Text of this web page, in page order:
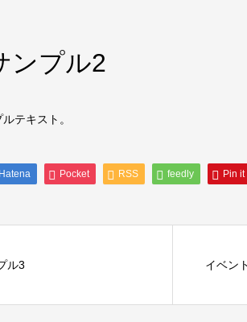
ンプル2
テキスト。
Hatena Pocket RSS feedly Pin it
ル3 イベン